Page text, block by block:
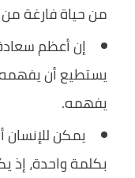
من حياة فارغة
إن أعظم
يستطيع أن
يفهمه.
يمكن
بكلمة واحدة، إذ